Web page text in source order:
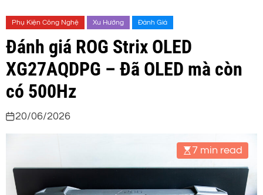
Phụ Kiện Công Nghệ Xu Hướng Đánh Giá
Đánh giá ROG Strix OLED
XG27AQDPG – Đã OLED mà còn
có 500Hz
20/06/2026
7 min read